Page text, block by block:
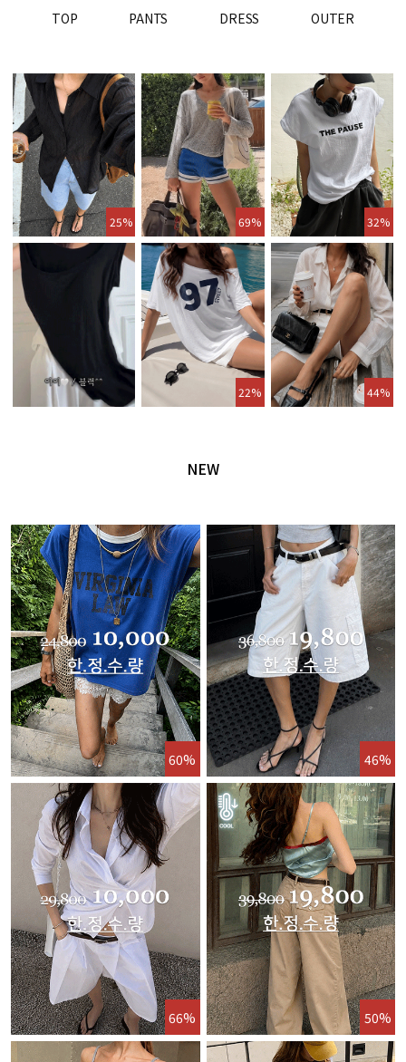
TOP PANTS DRESS OUTER
25% 69% 32%
22% 44%
NEW
60% 46%
66% 50%